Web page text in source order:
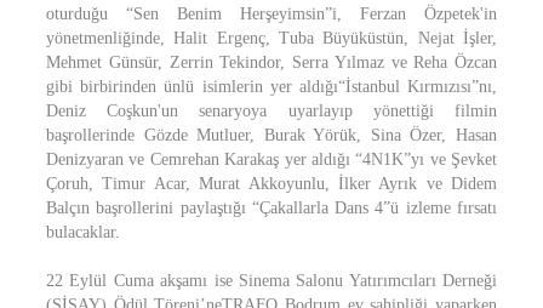
oturduğu “Sen Benim Herşeyimsin”i, Ferzan Özpetek'in
yönetmenliğinde, Halit Ergenç, Tuba Büyüküstün, Nejat İşler,
Mehmet Günsür, Zerrin Tekindor, Serra Yılmaz ve Reha Özcan
gibi birbirinden ünlü isimlerin yer aldığı“İstanbul Kırmızısı”nı,
Deniz Coşkun'un senaryoya uyarlayıp yönettiği filmin
başrollerinde Gözde Mutluer, Burak Yörük, Sina Özer, Hasan
Denizyaran ve Cemrehan Karakaş yer aldığı “4N1K”yı ve Şevket
Çoruh, Timur Acar, Murat Akkoyunlu, İlker Ayrık ve Didem
Balçın başrollerini paylaştığı “Çakallarla Dans 4”ü izleme fırsatı
bulacaklar.
22 Eylül Cuma akşamı ise Sinema Salonu Yatırımcıları Derneği